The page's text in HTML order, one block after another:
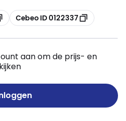
Kopiëren
Cebeo ID 0122337
aan om de prijs- en